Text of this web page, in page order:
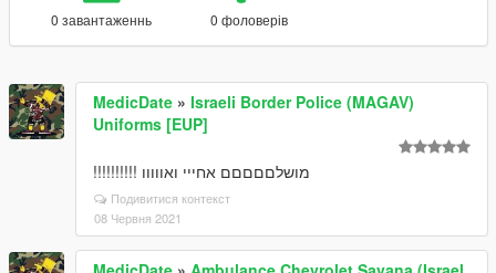
0 завантаженнь 0 фоловерів
MedicDate » Israeli Border Police (MAGAV)
Uniforms [EUP]
מושלםםםםם אחייי ואווווו !!!!!!!!!!
Подивитися контекст
08 Червня 2021